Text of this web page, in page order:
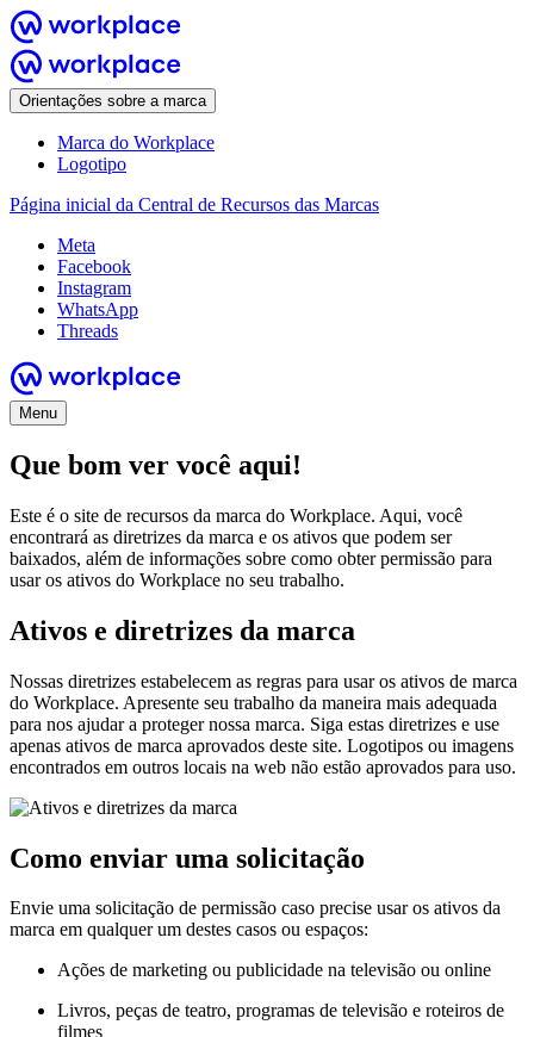
Orientações sobre a marca
Marca do Workplace
Logotipo
Página inicial da Central de Recursos das Marcas
Meta
Facebook
Instagram
WhatsApp
Threads
Menu
Que bom ver você aqui!
Este é o site de recursos da marca do Workplace. Aqui, você
encontrará as diretrizes da marca e os ativos que podem ser
baixados, além de informações sobre como obter permissão para
usar os ativos do Workplace no seu trabalho.
Ativos e diretrizes da marca
Nossas diretrizes estabelecem as regras para usar os ativos de marca
do Workplace. Apresente seu trabalho da maneira mais adequada
para nos ajudar a proteger nossa marca. Siga estas diretrizes e use
apenas ativos de marca aprovados deste site. Logotipos ou imagens
encontrados em outros locais na web não estão aprovados para uso.
Como enviar uma solicitação
Envie uma solicitação de permissão caso precise usar os ativos da
marca em qualquer um destes casos ou espaços:
Ações de marketing ou publicidade na televisão ou online
Livros, peças de teatro, programas de televisão e roteiros de
filmes